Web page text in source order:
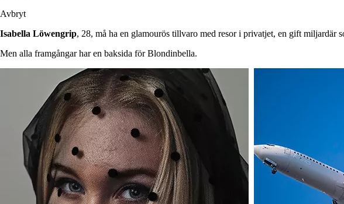
Avbryt
Isabella Löwengrip, 28, må ha en glamourös tillvaro med resor i privatjet, en gift miljardär
Men alla framgångar har en baksida för Blondinbella.